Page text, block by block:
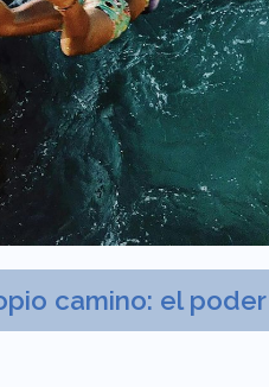
camino: el